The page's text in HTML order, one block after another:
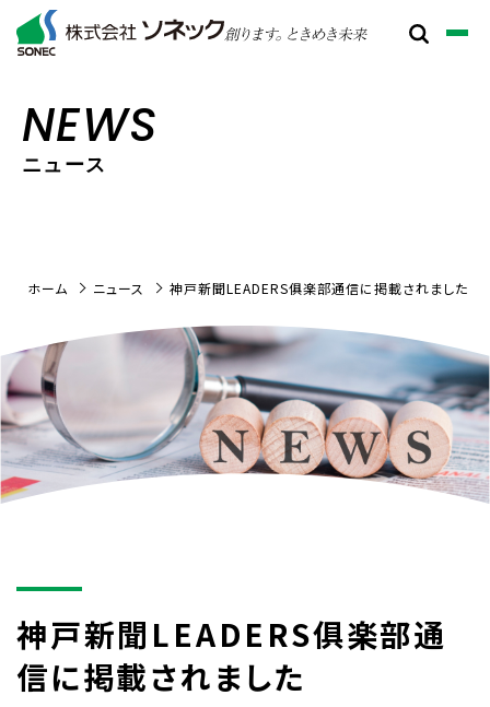
NEWS
ニュース
ホーム ニュース 神戸新聞LEADERS俱楽部通信に掲載されました
神戸新聞LEADERS俱楽部通
信に掲載されました